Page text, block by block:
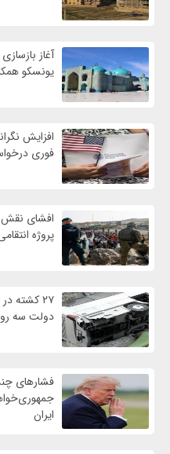
آغاز
یونسکو
افزایش
فوری
افشای نقش
پروژه
۲۷ کشته
دولت سه
فشارهای
ایران